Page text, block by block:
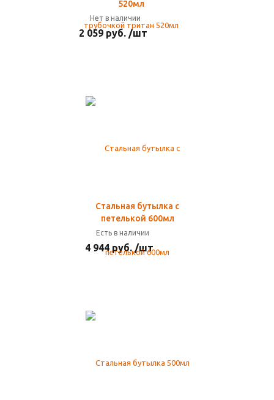
520мл
Нет в наличии
2 059 руб. /шт
Стальная бутылка с
петелькой 600мл
Есть в наличии
4 944 руб. /шт